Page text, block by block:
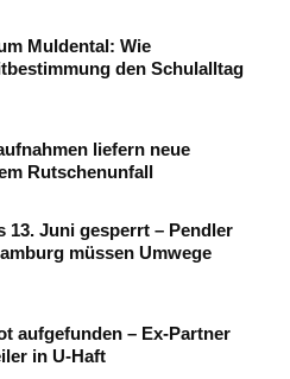
Muldental: Wie
den Schulalltag
liefern neue
Rutschenunfall
13. Juni gesperrt – Pendler
müssen Umwege
aufgefunden – Ex-Partner
in U-Haft